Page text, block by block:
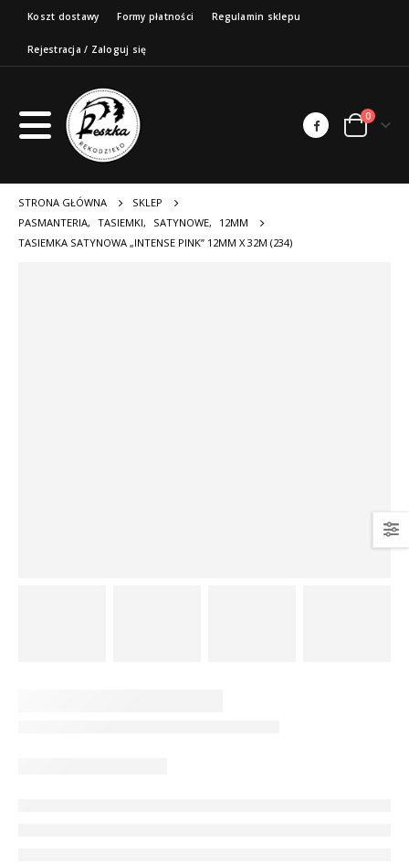
Koszt dostawy Formy płatności Regulamin sklepu
Rejestracja / Zaloguj się
0
STRONA GŁÓWNA
SKLEP
PASMANTERIA, TASIEMKI, SATYNOWE,
12MM
TASIEMKA SATYNOWA „INTENSE PINK” 12MM X 32M (234)